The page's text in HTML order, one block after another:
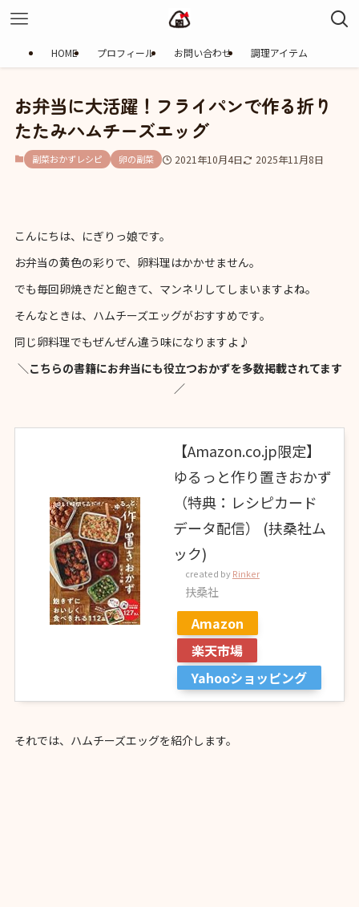
HOME プロフィール お問い合わせ 調理アイテム
お弁当に大活躍！フライパンで作る折り
たたみハムチーズエッグ
副菜おかずレシピ 卵の副菜 2021年10月4日 2025年11月8日
こんにちは、にぎりっ娘です。
お弁当の黄色の彩りで、卵料理はかかせません。
でも毎回卵焼きだと飽きて、マンネリしてしまいますよね。
そんなときは、ハムチーズエッグがおすすめです。
同じ卵料理でもぜんぜん違う味になりますよ♪
＼ こちらの書籍にお弁当にも役立つおかずを多数掲載されてます
／
【Amazon.co.jp限定】
ゆるっと作り置きおかず
（特典：レシピカード
データ配信） (扶桑社ム
ック)
created by Rinker
扶桑社
Amazon
楽天市場
Yahooショッピング
それでは、ハムチーズエッグを紹介します。